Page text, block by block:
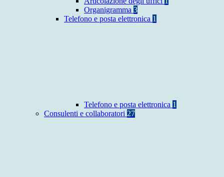
Organigramma 3
Telefono e posta elettronica 1
Telefono e posta elettronica 1
Consulenti e collaboratori 27